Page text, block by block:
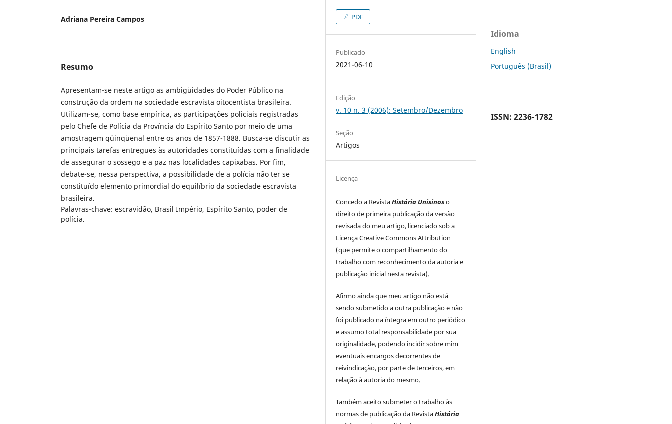
Adriana Pereira Campos
Resumo
Apresentam-se neste artigo as ambigüidades do Poder Público na
construção da ordem na sociedade escravista oitocentista brasileira.
Utilizam-se, como base empírica, as participações policiais registradas
pelo Chefe de Polícia da Província do Espírito Santo por meio de uma
amostragem qüinqüenal entre os anos de 1857-1888. Busca-se discutir as
principais tarefas entregues às autoridades constituídas com a finalidade
de assegurar o sossego e a paz nas localidades capixabas. Por fim,
debate-se, nessa perspectiva, a possibilidade de a polícia não ter se
constituído elemento primordial do equilíbrio da sociedade escravista
brasileira.
Palavras-chave: escravidão, Brasil Império, Espírito Santo, poder de
polícia.
PDF
Publicado
2021-06-10
Edição
v. 10 n. 3 (2006): Setembro/Dezembro
Seção
Artigos
Licença
Concedo a RevistaHistória Unisinoso
direito de primeira publicação da versão
revisada do meu artigo, licenciado sob a
Licença Creative Commons Attribution
(que permite o compartilhamento do
trabalho com reconhecimento da autoria e
publicação inicial nesta revista).
Afirmo ainda que meu artigo não está
sendo submetido a outra publicação e não
foi publicado na íntegra em outro periódico
e assumo total responsabilidade por sua
originalidade, podendo incidir sobre mim
eventuais encargos decorrentes de
reivindicação, por parte de terceiros, em
relação à autoria do mesmo.
Também aceito submeter o trabalho às
normas de publicação da RevistaHistória
Idioma
English
Português (Brasil)
ISSN: 2236-1782